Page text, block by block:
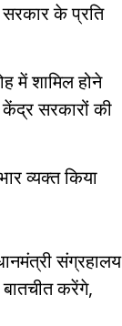
के प्रति
में शामिल होने
सरकारों की
व्यक्त किया
संग्रहालय
करेंगे,